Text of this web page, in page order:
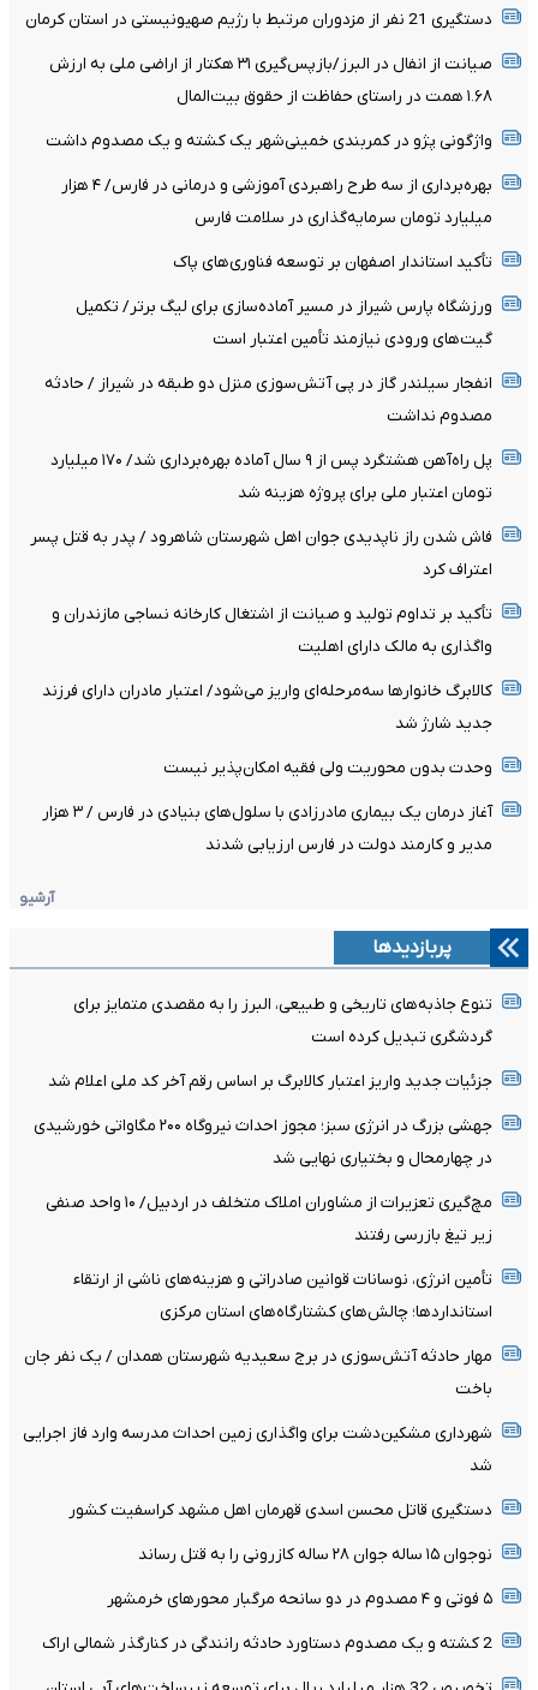
دستگیری 21 نفر از مزدوران مرتبط با رژیم صهیونیستی در استان کرمان
صیانت از انفال در البرز/بازپس‌گیری ۳۱ هکتار از اراضی ملی به ارزش
۱.۶۸ همت در راستای حفاظت از حقوق بیت‌المال
واژگونی پژو در کمربندی خمینی‌شهر یک کشته و یک مصدوم داشت
بهره‌برداری از سه طرح راهبردی آموزشی و درمانی در فارس/ ۴ هزار
میلیارد تومان سرمایه‌گذاری در سلامت فارس
تأکید استاندار اصفهان بر توسعه فناوری‌های پاک
ورزشگاه پارس شیراز در مسیر آماده‌سازی برای لیگ برتر/ تکمیل
گیت‌های ورودی نیازمند تأمین اعتبار است
انفجار سیلندر گاز در پی آتش‌سوزی منزل دو طبقه در شیراز / حادثه
مصدوم نداشت
پل راه‌آهن هشتگرد پس از ۹ سال آماده بهره‌برداری شد/ ۱۷۰ میلیارد
تومان اعتبار ملی برای پروژه هزینه شد
فاش شدن راز ناپدیدی جوان اهل شهرستان شاهرود / پدر به قتل پسر
اعتراف کرد
تأکید بر تداوم تولید و صیانت از اشتغال کارخانه نساجی مازندران و
واگذاری به مالک دارای اهلیت
کالابرگ خانوارها سه‌مرحله‌ای واریز می‌شود/ اعتبار مادران دارای فرزند
جدید شارژ شد
وحدت بدون محوریت ولی فقیه امکان‌پذیر نیست
آغاز درمان یک بیماری مادرزادی با سلول‌های بنیادی در فارس / ۳ هزار
مدیر و کارمند دولت در فارس ارزیابی شدند
آرشیو
پربازدیدها
تنوع جاذبه‌های تاریخی و طبیعی، البرز را به مقصدی متمایز برای
گردشگری تبدیل کرده است
جزئیات جدید واریز اعتبار کالابرگ بر اساس رقم آخر کد ملی اعلام شد
جهشی بزرگ در انرژی سبز؛ مجوز احداث نیروگاه ۲۰۰ مگاواتی خورشیدی
در چهارمحال‌ و بختیاری نهایی شد
مچ‌گیری تعزیرات از مشاوران املاک متخلف در اردبیل/ ۱۰ واحد صنفی
زیر تیغ بازرسی رفتند
تأمین انرژی، نوسانات قوانین صادراتی و هزینه‌های ناشی از ارتقاء
استانداردها؛ چالش‌های کشتارگاه‌های استان مرکزی
مهار حادثه آتش‌سوزی در برج سعیدیه شهرستان همدان / یک نفر جان
باخت
شهرداری مشکین‌دشت برای واگذاری زمین احداث مدرسه وارد فاز اجرایی
شد
دستگیری قاتل محسن اسدی قهرمان اهل مشهد کراسفیت کشور
نوجوان ۱۵ ساله جوان ۲۸ ساله کازرونی را به قتل رساند
۵ فوتی و ۴ مصدوم در دو سانحه مرگبار محورهای خرمشهر
2 کشته و یک مصدوم دستاورد حادثه رانندگی در کنارگذر شمالی اراک